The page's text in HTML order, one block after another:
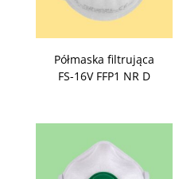
Półmaska filtrująca
FS-16V FFP1 NR D